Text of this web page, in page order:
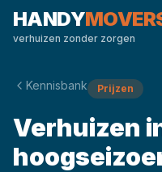
HANDY
verhuizen zonder zorgen
Kennisbank Prijzen
Verhuizen